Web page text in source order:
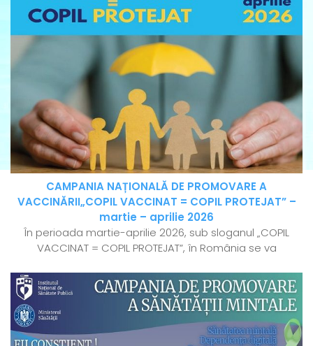
CAMPANIA NAȚIONALĂ DE PROMOVARE A
VACCINĂRII„COPIL VACCINAT = COPIL PROTEJAT” –
martie – aprilie 2026
În perioada martie-aprilie 2026, sub sloganul „COPIL
VACCINAT = COPIL PROTEJAT”, în România se va